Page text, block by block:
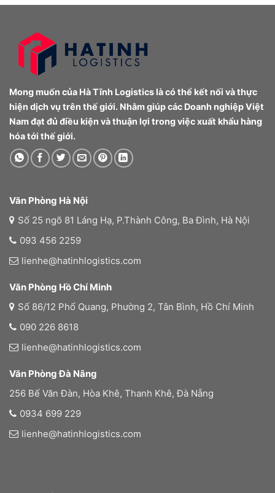
Mong muốn của Hà Tĩnh Logistics là có thể kết nối và thực
hiện dịch vụ trên thế giới. Nhằm giúp các Doanh nghiệp Việt
Nam đạt đủ điều kiện và thuận lợi trong việc xuất khẩu hàng
hóa tới thế giới.
Văn Phòng Hà Nội
Số 25 ngõ 81 Láng Hạ, P.Thành Công, Ba Đình, Hà Nội
093 456 2259
lienhe@hatinhlogistics.com
Văn Phòng Hồ Chí Minh
Số 86/12 Phổ Quang, Phường 2, Tân Bình, Hồ Chí Minh
090 226 8618
lienhe@hatinhlogistics.com
Văn Phòng Đà Nãng
256 Bế Văn Đàn, Hòa Khê, Thanh Khê, Đà Nẵng
0934 699 229
lienhe@hatinhlogistics.com